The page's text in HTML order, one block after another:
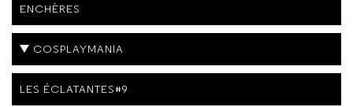
ENCHÈRES
COSPLAYMANIA
LES ÉCLATANTES#9